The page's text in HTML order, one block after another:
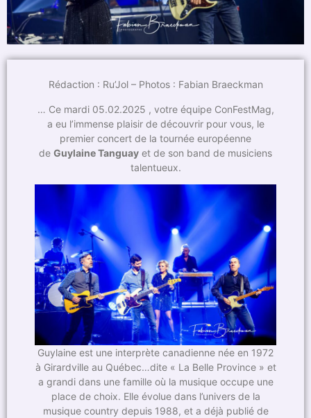
Rédaction : Ru’Jol – Photos : Fabian Braeckman
… Ce mardi 05.02.2025 , votre équipe ConFestMag,
a eu l’immense plaisir de découvrir pour vous, le
premier concert de la tournée européenne
de Guylaine Tanguay et de son band de musiciens
talentueux.
Guylaine est une interprète canadienne née en 1972
à Girardville au Québec…dite « La Belle Province » et
a grandi dans une famille où la musique occupe une
place de choix. Elle évolue dans l’univers de la
musique country depuis 1988, et a déjà publié de